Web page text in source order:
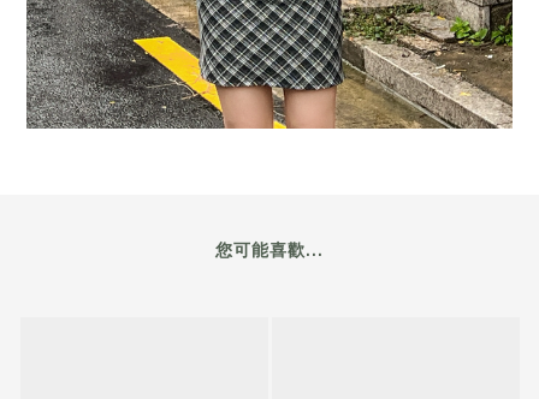
您可能喜歡...